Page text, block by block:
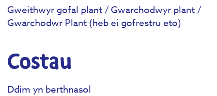
Gweithwyr gofal plant / Gwarchodwyr plant /
Gwarchodwr Plant (heb ei gofrestru eto)
Costau
Ddim yn berthnasol